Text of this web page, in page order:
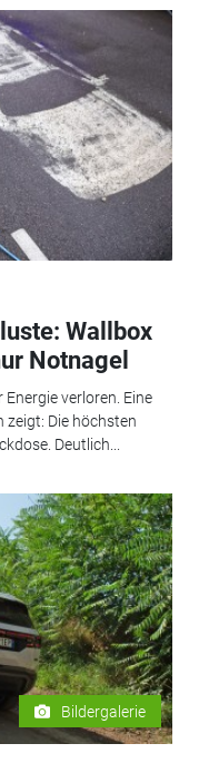
Wallbox
Notnagel
Energie verloren. Eine
zeigt: Die höchsten
Deutlich...
Bildergalerie